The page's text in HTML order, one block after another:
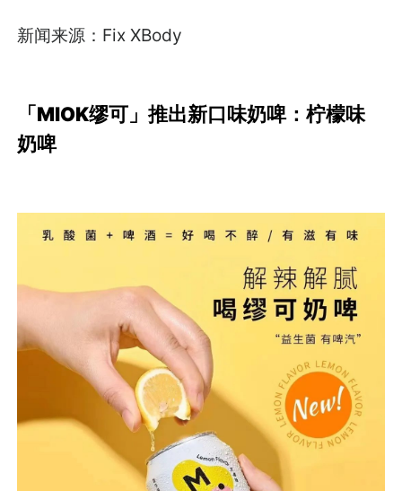
新闻来源：Fix XBody
「MIOK缪可」推出新口味奶啤：柠檬味
奶啤